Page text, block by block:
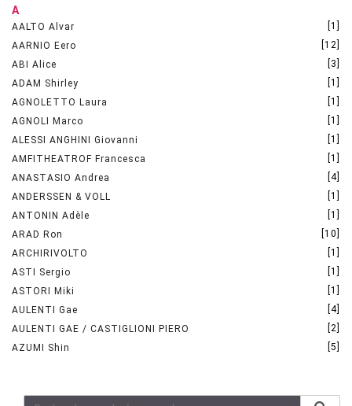
A
AALTO Alvar
[1]
AARNIO Eero
[12]
ABI Alice
[3]
ADAM Shirley
[1]
AGNOLETTO Laura
[1]
AGNOLI Marco
[1]
ALESSI ANGHINI Giovanni
[1]
AMFITHEATROF Francesca
[1]
ANASTASIO Andrea
[4]
ANDERSSEN & VOLL
[1]
ANTONIN Adèle
[1]
ARAD Ron
[10]
ARCHIRIVOLTO
[1]
ASTI Sergio
[1]
ASTORI Miki
[1]
AULENTI Gae
[4]
AULENTI GAE / CASTIGLIONI PIERO
[2]
AZUMI Shin
[5]